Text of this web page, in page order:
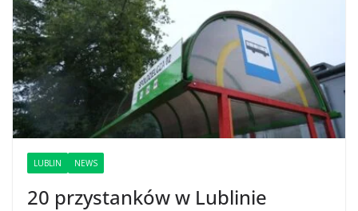
LUBLIN NEWS
20 przystanków w Lublinie